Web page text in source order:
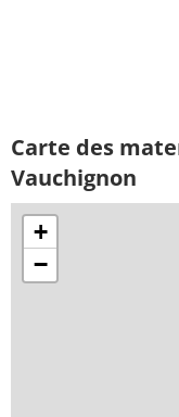
Carte des
Vauchignon
+
−